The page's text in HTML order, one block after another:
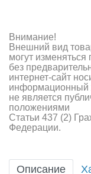
Аккумуляторы и
Зарядные
Двигатели
Технические
Оптовая продажа
Внимание!
Внешний вид
могут изменяться
без
интернет-сайт
информационный
не является
положениями
Статьи 437 (2)
Федерации.
Описание